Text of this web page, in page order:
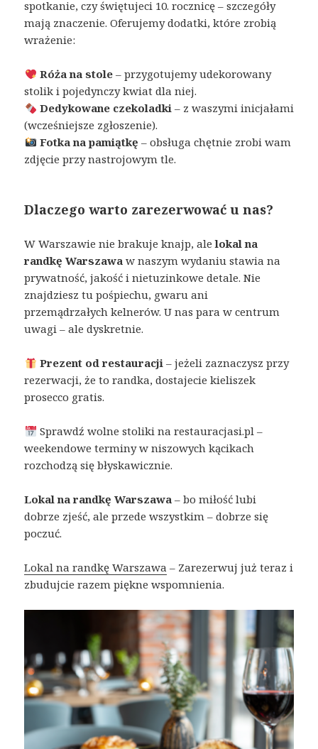
spotkanie, czy świętujeci 10. rocznicę – szczegóły
mają znaczenie. Oferujemy dodatki, które zrobią
wrażenie:
Róża na stole– przygotujemy udekorowany
stolik i pojedynczy kwiat dla niej.
Dedykowane czekoladki– z waszymi inicjałami
(wcześniejsze zgłoszenie).
Fotka na pamiątkę – obsługa chętnie zrobi wam
zdjęcie przy nastrojowym tle.
Dlaczego warto zarezerwować u nas?
W Warszawie nie brakuje knajp, alelokal na
randkę Warszawa w naszym wydaniu stawia na
prywatność, jakość i nietuzinkowe detale. Nie
znajdziesz tu pośpiechu, gwaru ani
przemądrzałych kelnerów. U nas para w centrum
uwagi – ale dyskretnie.
Prezent od restauracji– jeżeli zaznaczysz przy
rezerwacji, że to randka, dostajecie kieliszek
prosecco gratis.
Sprawdź wolne stoliki na restauracjasi.pl –
weekendowe terminy w niszowych kącikach
rozchodzą się błyskawicznie.
Lokal na randkę Warszawa – bo miłość lubi
dobrze zjeść, ale przede wszystkim – dobrze się
poczuć.
Lokal na randkę Warszawa – Zarezerwuj już teraz i
zbudujcie razem piękne wspomnienia.